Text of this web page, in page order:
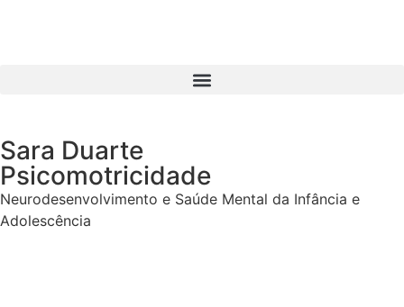
Sara Duarte
Psicomotricidade
Neurodesenvolvimento e Saúde Mental da Infância e
Adolescência